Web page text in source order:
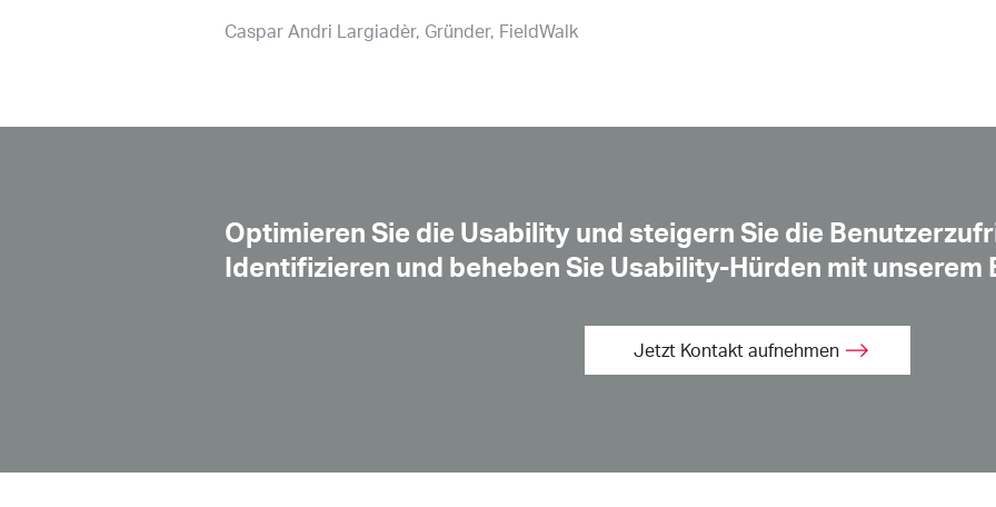
Caspar Andri Largiadèr Gründer, FieldWalk
Optimieren Sie die Usability und steigern Sie die
Identifizieren und beheben Sie Usability-Hürden mit unserem
Jetzt Kontakt aufnehmen